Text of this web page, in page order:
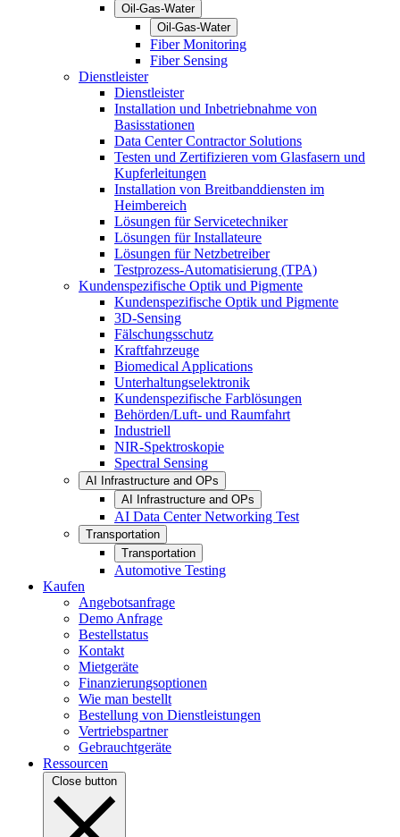
Oil-Gas-Water
Oil-Gas-Water
Fiber Monitoring
Fiber Sensing
Dienstleister
Dienstleister
Installation und Inbetriebnahme von
Basisstationen
Data Center Contractor Solutions
Testen und Zertifizieren vom Glasfasern und
Kupferleitungen
Installation von Breitbanddiensten im
Heimbereich
Lösungen für Servicetechniker
Lösungen für Installateure
Lösungen für Netzbetreiber
Testprozess-Automatisierung (TPA)
Kundenspezifische Optik und Pigmente
Kundenspezifische Optik und Pigmente
3D-Sensing
Fälschungsschutz
Kraftfahrzeuge
Biomedical Applications
Unterhaltungselektronik
Kundenspezifische Farblösungen
Behörden/Luft- und Raumfahrt
Industriell
NIR-Spektroskopie
Spectral Sensing
AI Infrastructure and OPs
AI Infrastructure and OPs
AI Data Center Networking Test
Transportation
Transportation
Automotive Testing
Kaufen
Angebotsanfrage
Demo Anfrage
Bestellstatus
Kontakt
Mietgeräte
Finanzierungsoptionen
Wie man bestellt
Bestellung von Dienstleistungen
Vertriebspartner
Gebrauchtgeräte
Ressourcen
Close button